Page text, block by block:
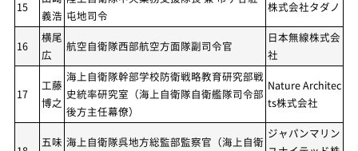
15
義浩 屯地司令
株式会社タダノ
16
横尾
広
航空自衛隊西部航空方面隊副司令官
日本無線株式会
社
17
工藤
博之
海上自衛隊幹部学校防衛戦略教育研究部戦
史統率研究室（海上自衛隊自衛艦隊司令部
後方主任幕僚）
Nature Architec
ts株式会社
五味 海上自衛隊呉地方総監部監察官（海上自衛
ジャパンマリン